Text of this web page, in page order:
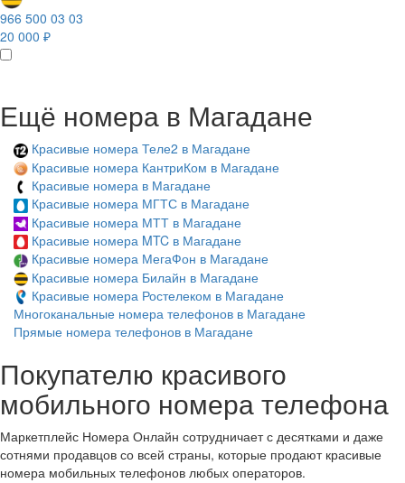
966 500 03 03
20 000 ₽
Ещё номера в Магадане
Красивые номера Теле2 в Магадане
Красивые номера КантриКом в Магадане
Красивые номера в Магадане
Красивые номера МГТС в Магадане
Красивые номера МТТ в Магадане
Красивые номера MTC в Магадане
Красивые номера МегаФон в Магадане
Красивые номера Билайн в Магадане
Красивые номера Ростелеком в Магадане
Многоканальные номера телефонов в Магадане
Прямые номера телефонов в Магадане
Покупателю красивого
мобильного номера телефона
Маркетплейс Номера Онлайн сотрудничает с десятками и даже
сотнями продавцов со всей страны, которые продают красивые
номера мобильных телефонов любых операторов.